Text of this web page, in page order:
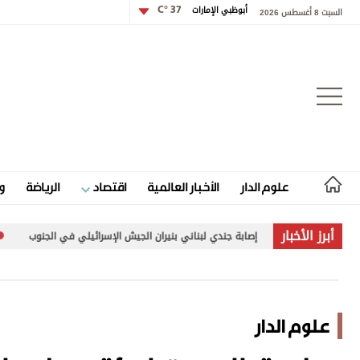
السبت 8 أغسطس 2026 أبوظبي الإمارات 37 °C
علوم الدار الأخبار العالمية اقتصاد الرياضة
علوم الدار
الرياضة
أبرز الأخبار
إصابة جندي لبناني بنيران الجيش الإسرائيلي في الجنوب تبادل
علوم الدار